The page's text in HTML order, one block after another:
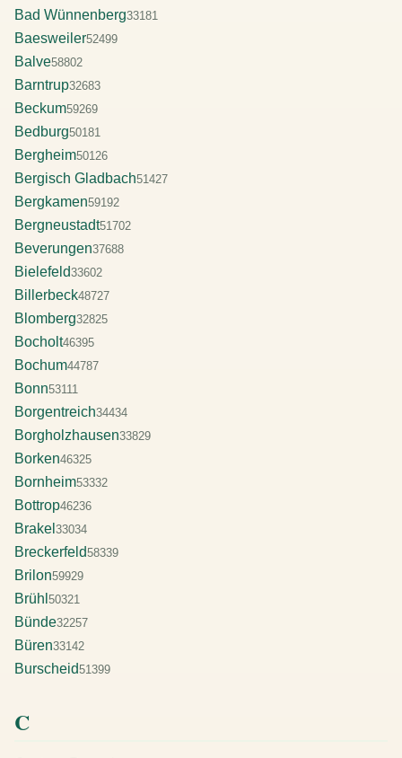
Bad Wünnenberg33181
Baesweiler52499
Balve58802
Barntrup32683
Beckum59269
Bedburg50181
Bergheim50126
Bergisch Gladbach51427
Bergkamen59192
Bergneustadt51702
Beverungen37688
Bielefeld33602
Billerbeck48727
Blomberg32825
Bocholt46395
Bochum44787
Bonn53111
Borgentreich34434
Borgholzhausen33829
Borken46325
Bornheim53332
Bottrop46236
Brakel 33034
Breckerfeld58339
Brilon59929
Brühl 50321
Bünde32257
Büren33142
Burscheid51399
C